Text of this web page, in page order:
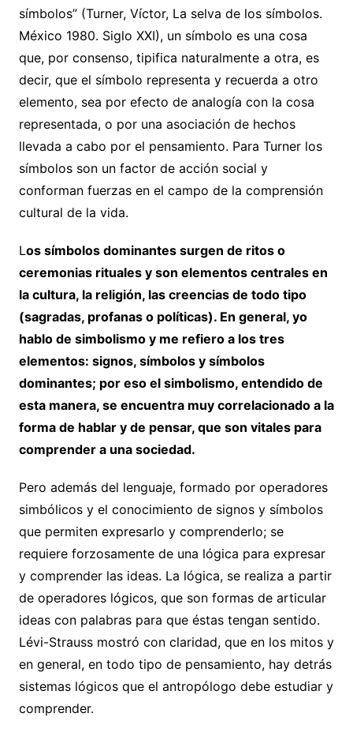
símbolos” (Turner, Víctor, La selva de los símbolos.
México 1980. Siglo XXI), un símbolo es una cosa
que, por consenso, tipifica naturalmente a otra, es
decir, que el símbolo representa y recuerda a otro
elemento, sea por efecto de analogía con la cosa
representada, o por una asociación de hechos
llevada a cabo por el pensamiento. Para Turner los
símbolos son un factor de acción social y
conforman fuerzas en el campo de la comprensión
cultural de la vida.
Los símbolos dominantes surgen de ritos o
ceremonias rituales y son elementos centrales en
la cultura, la religión, las creencias de todo tipo
(sagradas, profanas o políticas). En general, yo
hablo de simbolismo y me refiero a los tres
elementos: signos, símbolos y símbolos
dominantes; por eso el simbolismo, entendido de
esta manera, se encuentra muy correlacionado a la
forma de hablar y de pensar, que son vitales para
comprender a una sociedad.
Pero además del lenguaje, formado por operadores
simbólicos y el conocimiento de signos y símbolos
que permiten expresarlo y comprenderlo; se
requiere forzosamente de una lógica para expresar
y comprender las ideas. La lógica, se realiza a partir
de operadores lógicos, que son formas de articular
ideas con palabras para que éstas tengan sentido.
Lévi-Strauss mostró con claridad, que en los mitos y
en general, en todo tipo de pensamiento, hay detrás
sistemas lógicos que el antropólogo debe estudiar y
comprender.